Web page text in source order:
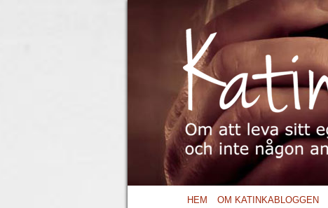
HEM OM KATINKABLOGGEN